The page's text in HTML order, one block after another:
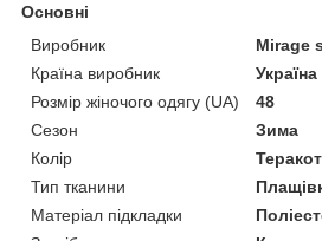
Основні
Виробник
Mirage
Країна виробник
Україна
Розмір жіночого одягу (UA)
48
Сезон
Зима
Колір
Тип тканини
Матеріал підкладки